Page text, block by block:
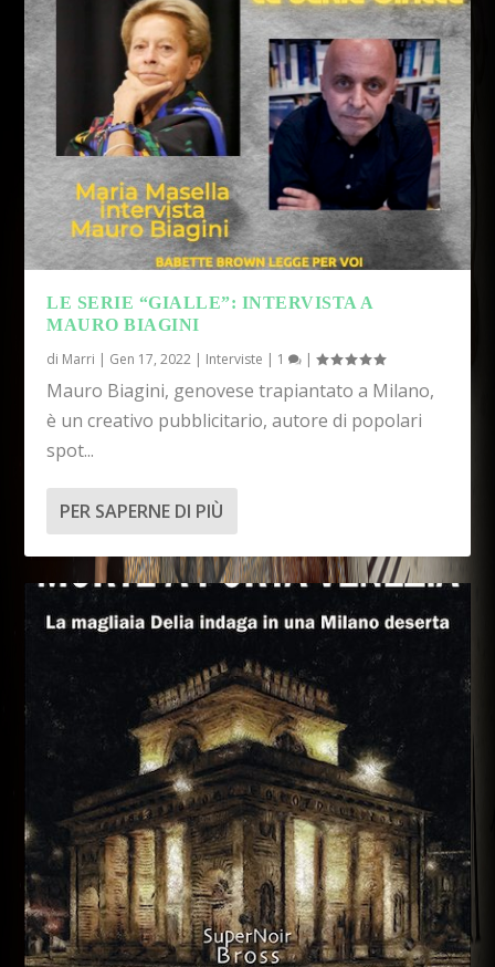
LE SERIE “GIALLE”: INTERVISTA A
MAURO BIAGINI
di Marri | Gen 17, 2022 | Interviste | 1 |
Mauro Biagini, genovese trapiantato a Milano,
è un creativo pubblicitario, autore di popolari
spot...
PER SAPERNE DI PIÙ